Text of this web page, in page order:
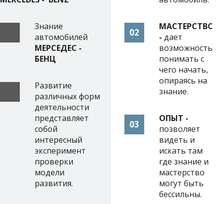
Знание
автомобилей
МЕРСЕДЕС -
БЕНЦ
Развитие
различных форм
деятельности
представляет
собой
интересный
эксперимент
проверки
модели
развития.
02
МАСТЕРСТВО
- дает
возможность
понимать с
чего начать,
опираясь на
знание.
03
ОПЫТ -
позволяет
видеть и
искать там
где знание и
мастерство
могут быть
бессильны.